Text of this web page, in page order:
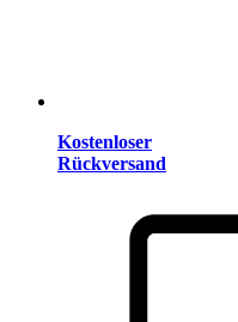
Kostenloser
Rückversand